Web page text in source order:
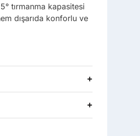
tırmanma kapasitesi
dışarıda konforlu ve
+
+